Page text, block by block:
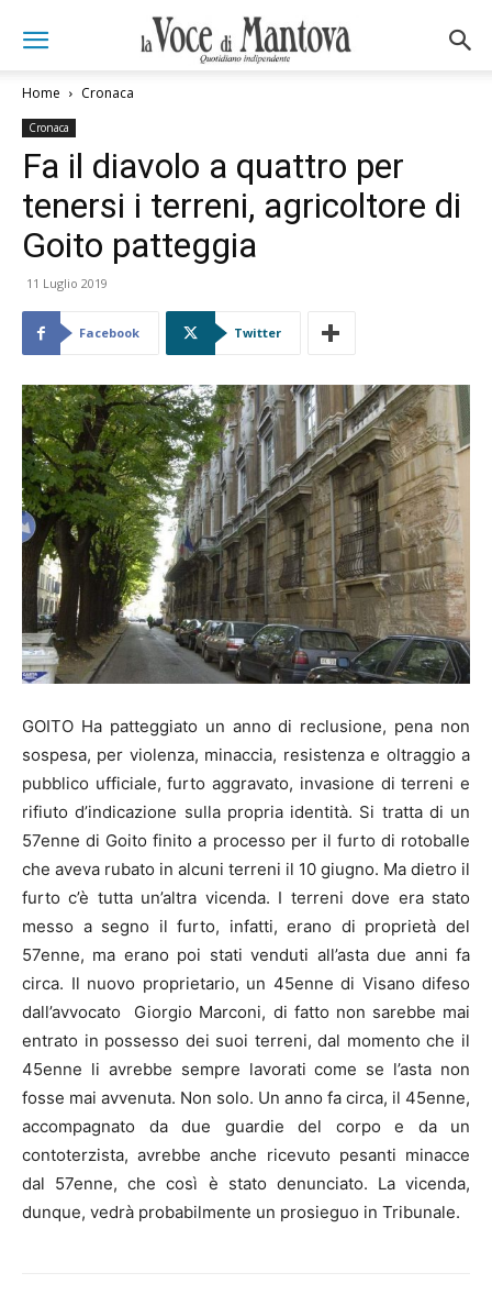
Home Cronaca
Cronaca
Fa il diavolo a quattro per
tenersi i terreni, agricoltore di
Goito patteggia
11 Luglio 2019
Facebook Twitter
GOITO Ha patteggiato un anno di reclusione, pena non
sospesa, per violenza, minaccia, resistenza e oltraggio a
pubblico ufficiale, furto aggravato, invasione di terreni e
rifiuto d’indicazione sulla propria identità. Si tratta di un
57enne di Goito finito a processo per il furto di rotoballe
che aveva rubato in alcuni terreni il 10 giugno. Ma dietro il
furto c’è tutta un’altra vicenda. I terreni dove era stato
messo a segno il furto, infatti, erano di proprietà del
57enne, ma erano poi stati venduti all’asta due anni fa
circa. Il nuovo proprietario, un 45enne di Visano difeso
dall’avvocato Giorgio Marconi, di fatto non sarebbe mai
entrato in possesso dei suoi terreni, dal momento che il
45enne li avrebbe sempre lavorati come se l’asta non
fosse mai avvenuta. Non solo. Un anno fa circa, il 45enne,
accompagnato da due guardie del corpo e da un
contoterzista, avrebbe anche ricevuto pesanti minacce
dal 57enne, che così è stato denunciato. La vicenda,
dunque, vedrà probabilmente un prosieguo in Tribunale.